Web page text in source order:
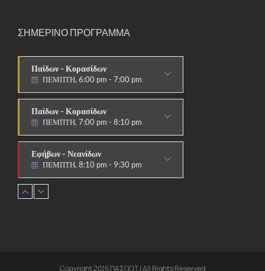
ΣΗΜΕΡΙΝΟ ΠΡΟΓΡΑΜΜΑ
Παίδων - Κορασίδων
ΠΕΜΠΤΗ, 6:00 pm - 7:00 pm
ΣΤΟΧΟΙ-ΑΣΠΙΔΕΣ
Παίδων - Κορασίδων
ΠΕΜΠΤΗ, 7:00 pm - 8:10 pm
ΠΑΡΑΔΟΣΙΑΚΟ
Εφήβων - Νεανίδων
ΠΕΜΠΤΗ, 8:10 pm - 9:30 pm
ΠΑΡΑΔΟΣΙΑΚΟ HAPKIDO &
ΑΥΤΟΑΜΥΝΑ
Ανδρών - Γυναικών
Copyright 2015 ΠΑΣΠΟΤ | All Rights Reserved